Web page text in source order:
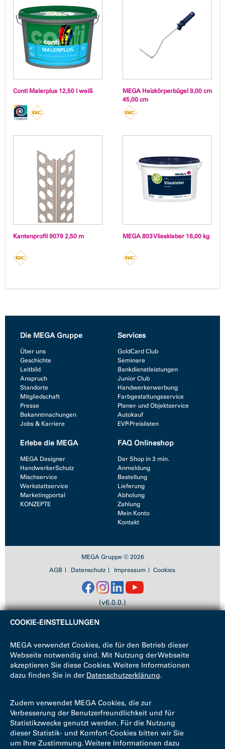
Conti Malerplus 12,50 l weiß
MEGA Heizkörperbügel 9,00 cm
45,00 cm
Kantenprofil 9079 2,50 m MEGA 803 Vlieskleber 16,00 kg
Die MEGA Gruppe
Über uns
Geschichte
Leitbild
Anspruch
Standorte
Mitgliedschaft
Presse
Bekanntmachungen
Jobs & Karriere
Services
GoldCard Club
Seminare
Bankdienstleistungen
Junior Club
Handwerkerwerbung
Farbgestaltungsservice
Planer- und Objektservice
Autokauf
EVP-Preislisten
Erlebe die MEGA
MEGA Designer
HandwerkerSchutz
Mischservice
Werkstattservice
Marketingportal
KONZEPTE
FAQ Onlineshop
Der Shop in 3 min.
Anmeldung
Bestellung
Lieferung
Abholung
Zahlung
Mein Konto
Kontakt
MEGA Gruppe © 2026
AGB
Datenschutz Impressum Cookies
(v6.0.0.)
COOKIE-EINSTELLUNGEN
MEGA verwendet Cookies, die für den Betrieb dieser
Webseite notwendig sind. Mit Nutzung der Webseite
akzeptieren Sie diese Cookies. Weitere Informationen
dazu finden Sie in der Datenschutzerklärung.
Zudem verwendet MEGA Cookies, die zur
Verbesserung der Benutzerfreundlichkeit und für
Statistikzwecke genutzt werden. Für die Nutzung
dieser Statistik- und Komfort-Cookies bitten wir Sie
um Ihre Zustimmung. Weitere Informationen dazu